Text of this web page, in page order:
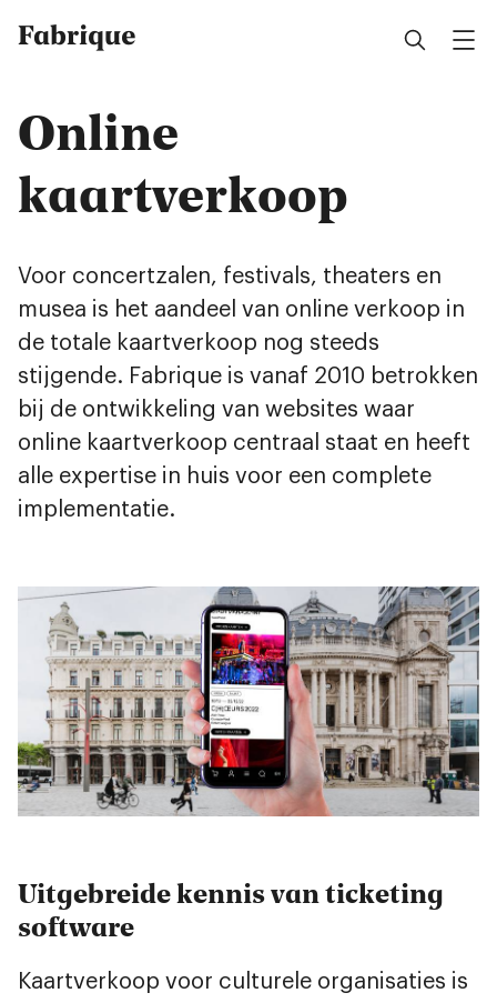
Fabrique
Online
kaartverkoop
Voor concertzalen, festivals, theaters en
musea is het aandeel van online verkoop in
de totale kaartverkoop nog steeds
stijgende. Fabrique is vanaf 2010 betrokken
bij de ontwikkeling van websites waar
online kaartverkoop centraal staat en heeft
alle expertise in huis voor een complete
implementatie.
Uitgebreide kennis van ticketing
software
Kaartverkoop voor culturele organisaties is